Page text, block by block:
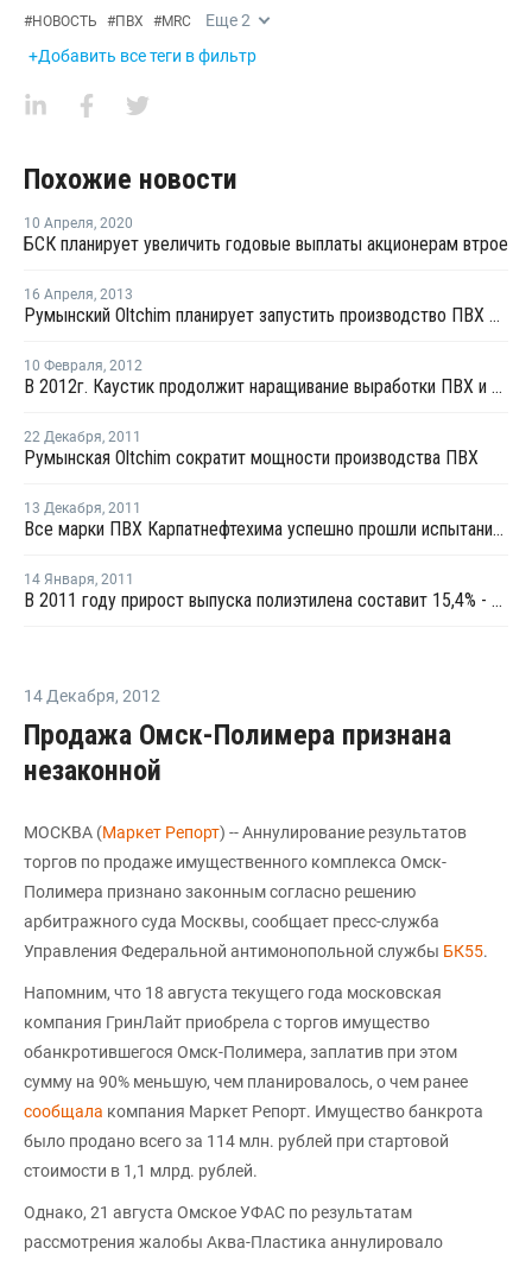
#НОВОСТЬ #ПВХ #MRC Еще2
+Добавить все теги в фильтр
Похожие новости
10 Апреля, 2020
БСК планирует увеличить годовые выплаты акционерам втрое
16 Апреля, 2013
Румынский Oltchim планирует запустить производство ПВХ 1 мая
10 Февраля, 2012
В 2012г. Каустик продолжит наращивание выработки ПВХ и твердого каустика
22 Декабря, 2011
Румынская Oltchim сократит мощности производства ПВХ
13 Декабря, 2011
Все марки ПВХ Карпатнефтехима успешно прошли испытания - А. Раппопорт
14 Января, 2011
В 2011 году прирост выпуска полиэтилена составит 15,4% - Минпромторг России
14 Декабря, 2012
Продажа Омск-Полимера признана
незаконной
МОСКВА (Маркет Репорт) -- Аннулирование результатов
торгов по продаже имущественного комплекса Омск-
Полимера признано законным согласно решению
арбитражного суда Москвы, сообщает пресс-служба
Управления Федеральной антимонопольной службы БК55.
Напомним, что 18 августа текущего года московская
компания ГринЛайт приобрела с торгов имущество
обанкротившегося Омск-Полимера, заплатив при этом
сумму на 90% меньшую, чем планировалось, о чем ранее
сообщала компания Маркет Репорт. Имущество банкрота
было продано всего за 114 млн. рублей при стартовой
стоимости в 1,1 млрд. рублей.
Однако, 21 августа Омское УФАС по результатам
рассмотрения жалобы Аква-Пластика аннулировало